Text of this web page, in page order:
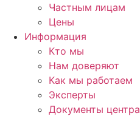
Частным лицам
Цены
Информация
Кто мы
Нам доверяют
Как мы работаем
Эксперты
Документы центра